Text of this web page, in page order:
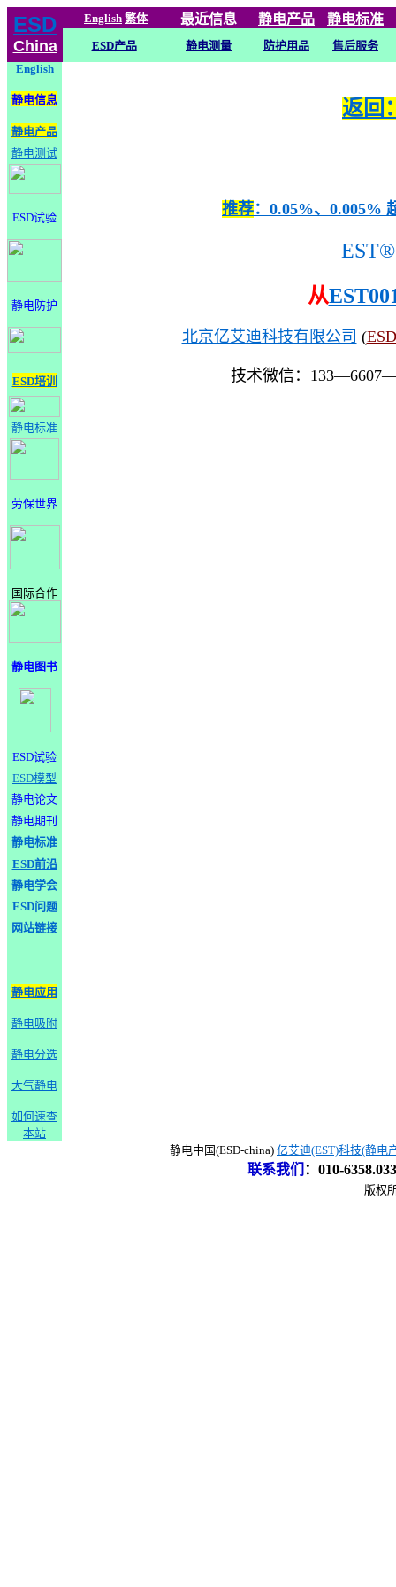
ESD
China
English 繁体 最近信息 静电产品 静电标准
ESD产品 静电测量 防护用品
售后服务
English
静电信息
静电产品
静电测试
ESD试验
静电防护
ESD培训
静电标准
劳保世界
国际合作
静电图书
ESD试验
ESD模型
静电论文
静电期刊
静电标准
ESD前沿
静电学会
ESD问题
网站链接
静电应用
静电吸附
静电分选
大气静电
如何速查
本站
返回
推荐：0.05%、0.005%
EST®
从
北京亿艾迪科技有限公司 (
技术微信：
静电中国(ESD-china) 亿艾迪(EST)科技(静电
联系我们 ： 010-
版权